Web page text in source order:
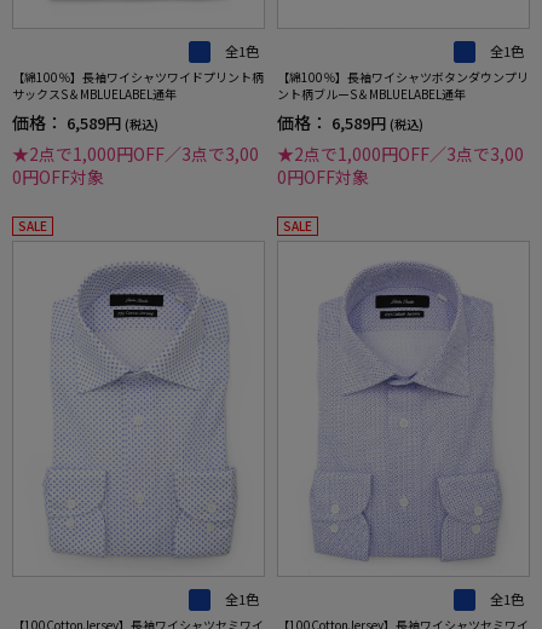
全1色
【綿100％】長袖ワイシャツワイドプリント柄
サックスS＆MBLUELABEL通年
価格： 6,589円 (税込)
★2点で1,000円OFF／3点で3,00
0円OFF対象
全1色
【綿100％】長袖ワイシャツボタンダウンプリ
ント柄ブルーS＆MBLUELABEL通年
価格： 6,589円 (税込)
★2点で1,000円OFF／3点で3,00
0円OFF対象
SALE
全1色
【100CottonJersey】長袖ワイシャツセミワイ
SALE
全1色
【100CottonJersey】長袖ワイシャツセミワイ